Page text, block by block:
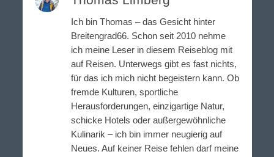
Ich bin Thomas – das Gesicht hinter
Breitengrad66. Schon seit 2010 nehme
ich meine Leser in diesem Reiseblog mit
auf Reisen. Unterwegs gibt es fast nichts,
für das ich mich nicht begeistern kann. Ob
fremde Kulturen, sportliche
Herausforderungen, einzigartige Natur,
schicke Hotels oder außergewöhnliche
Kulinarik – ich bin immer neugierig auf
Neues. Auf keiner Reise fehlen darf meine